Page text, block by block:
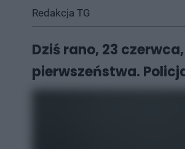
Redakcja TG
Dziś rano, 23
pierwszeństwa.